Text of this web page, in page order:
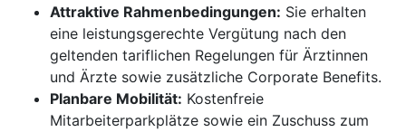
Attraktive Rahmenbedingungen: Sie erhalten
eine leistungsgerechte Vergütung nach den
geltenden tariflichen Regelungen für Ärztinnen
und Ärzte sowie zusätzliche Corporate Benefits.
Planbare Mobilität: Kostenfreie
Mitarbeiterparkplätze sowie ein Zuschuss zum